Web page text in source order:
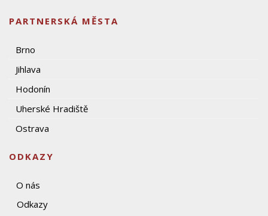
PARTNERSKÁ MĚSTA
Brno
Jihlava
Hodonín
Uherské Hradiště
Ostrava
ODKAZY
O nás
Odkazy